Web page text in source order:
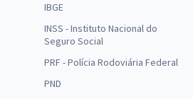
IBGE
INSS - Instituto Nacional do
Seguro Social
PRF - Polícia Rodoviária Federal
PND